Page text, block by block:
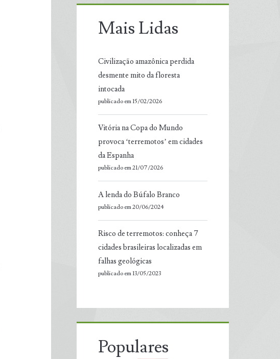
Mais Lidas
Civilização amazônica perdida
desmente mito da floresta
intocada
publicado em 15/02/2026
Vitória na Copa do Mundo
provoca ‘terremotos’ em cidades
da Espanha
publicado em 21/07/2026
A lenda do Búfalo Branco
publicado em 20/06/2024
Risco de terremotos: conheça 7
cidades brasileiras localizadas em
falhas geológicas
publicado em 13/05/2023
Populares